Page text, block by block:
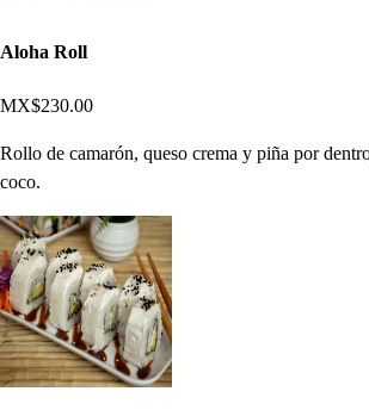
Aloha Roll
MX$230.00
Rollo de camarón, queso crema y piña por
coco.